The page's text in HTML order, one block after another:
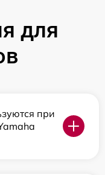
для
при